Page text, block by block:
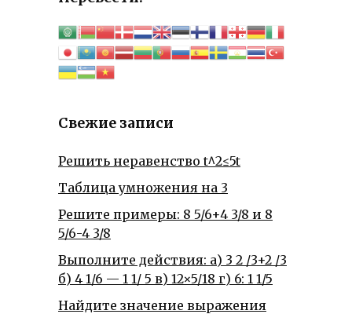
Свежие записи
Решить неравенство t^2≤5t
Таблица умножения на 3
Решите примеры: 8 5/6+4 3/8 и 8
5/6-4 3/8
Выполните действия: а) 3 2 /3+2 /3
б) 4 1/6 — 1 1/ 5 в) 12×5/18 г) 6: 1 1/5
Найдите значение выражения